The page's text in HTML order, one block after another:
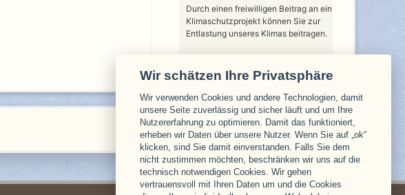
Durch einen freiwilligen Beitrag an ein
Klimaschutzprojekt können Sie zur
Entlastung unseres Klimas beitragen.
Wir schätzen Ihre Privatsphäre
Wir verwenden Cookies und andere Technologien, damit
unsere Seite zuverlässig und sicher läuft und um Ihre
Nutzererfahrung zu optimieren. Damit das funktioniert,
erheben wir Daten über unsere Nutzer. Wenn Sie auf „ok“
klicken, sind Sie damit einverstanden. Falls Sie dem
nicht zustimmen möchten, beschränken wir uns auf die
technisch notwendigen Cookies. Wir gehen
vertrauensvoll mit Ihren Daten um und die Cookies